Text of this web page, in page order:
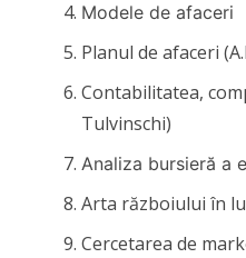
Modele de afaceri
Planul de afaceri
Contabilitatea,
Tulvinschi)
Analiza bursieră a
Arta războiului în
Cercetarea de